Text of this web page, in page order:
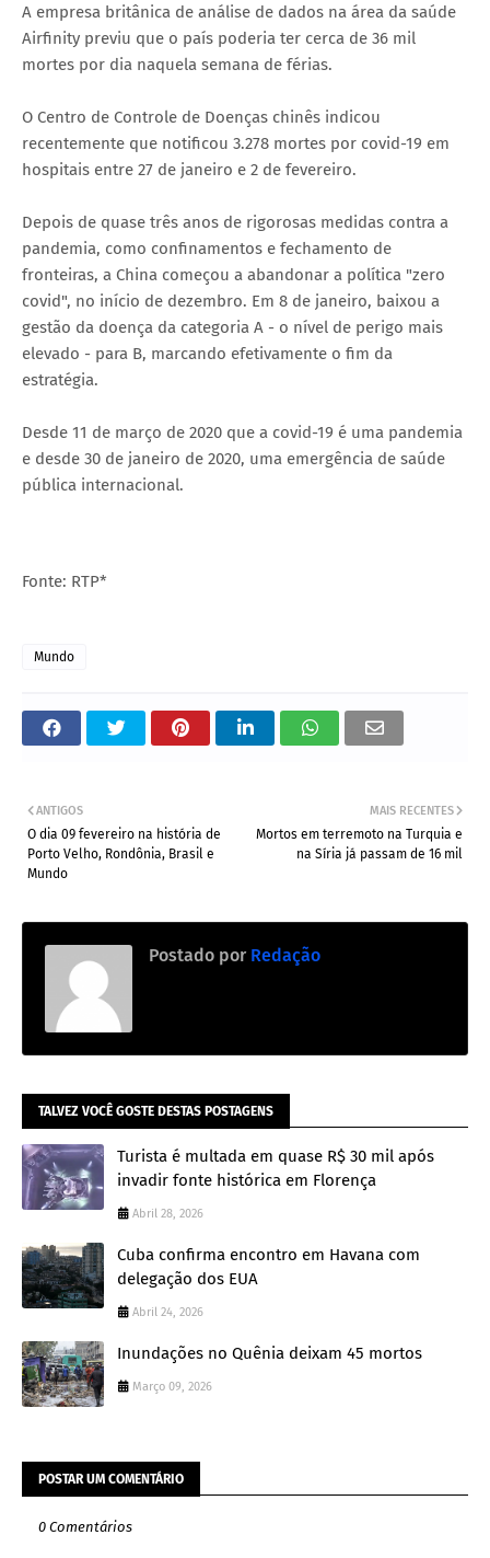
A empresa britânica de análise de dados na área da saúde
Airfinity previu que o país poderia ter cerca de 36 mil
mortes por dia naquela semana de férias.
O Centro de Controle de Doenças chinês indicou
recentemente que notificou 3.278 mortes por covid-19 em
hospitais entre 27 de janeiro e 2 de fevereiro.
Depois de quase três anos de rigorosas medidas contra a
pandemia, como confinamentos e fechamento de
fronteiras, a China começou a abandonar a política "zero
covid", no início de dezembro. Em 8 de janeiro, baixou a
gestão da doença da categoria A - o nível de perigo mais
elevado - para B, marcando efetivamente o fim da
estratégia.
Desde 11 de março de 2020 que a covid-19 é uma pandemia
e desde 30 de janeiro de 2020, uma emergência de saúde
pública internacional.
Fonte: RTP*
Mundo
MAIS RECENTES
Mortos em terremoto na Turquia e
na Síria já passam de 16 mil
ANTIGOS
O dia 09 fevereiro na história de
Porto Velho, Rondônia, Brasil e
Mundo
Postado por Redação
TALVEZ VOCÊ GOSTE DESTAS POSTAGENS
Turista é multada em quase R$ 30 mil após
invadir fonte histórica em Florença
Abril 28, 2026
Cuba confirma encontro em Havana com
delegação dos EUA
Abril 24, 2026
Inundações no Quênia deixam 45 mortos
Março 09, 2026
POSTAR UM COMENTÁRIO
0 Comentários